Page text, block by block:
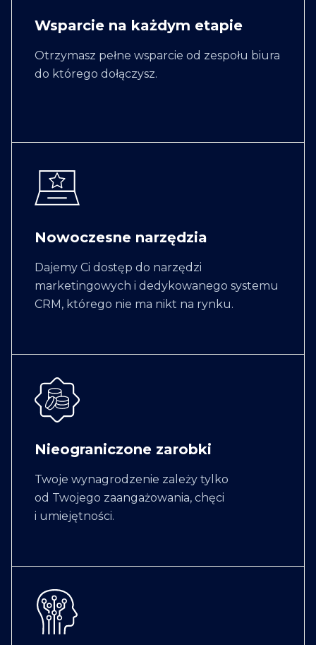
Wsparcie na każdym etapie
Otrzymasz pełne wsparcie od zespołu biura
do którego dołączysz.
Nowoczesne narzędzia
Dajemy Ci dostęp do narzędzi
marketingowych i dedykowanego systemu
CRM, którego nie ma nikt na rynku.
Nieograniczone zarobki
Twoje wynagrodzenie zależy tylko
od Twojego zaangażowania, chęci
i umiejętności.